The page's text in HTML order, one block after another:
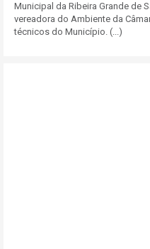
Municipal da Ribeira Grande de
vereadora do Ambiente da
técnicos do Município. (...)